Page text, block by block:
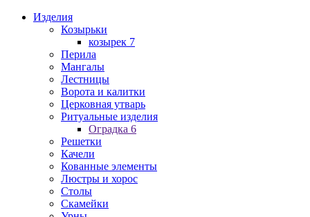
Изделия
Козырьки
козырек 7
Перила
Мангалы
Лестницы
Ворота и калитки
Церковная утварь
Ритуальные изделия
Оградка 6
Решетки
Качели
Кованные элементы
Люстры и хорос
Столы
Скамейки